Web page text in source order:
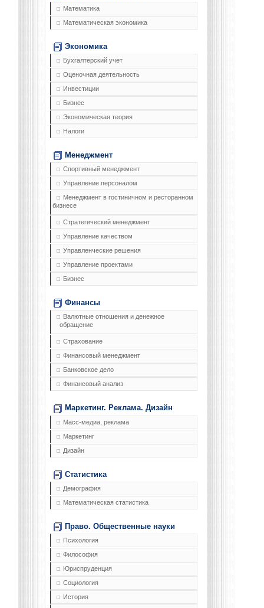
Математика
Математическая экономика
Экономика
Бухгалтерский учет
Оценочная деятельность
Инвестиции
Бизнес
Экономическая теория
Налоги
Менеджмент
Спортивный менеджмент
Управление персоналом
Менеджмент в гостиничном и ресторанном
бизнесе
Стратегический менеджмент
Управление качеством
Управленческие решения
Управление проектами
Бизнес
Финансы
Валютные отношения и денежное
обращение
Страхование
Финансовый менеджмент
Банковское дело
Финансовый анализ
Маркетинг. Реклама. Дизайн
Масс-медиа, реклама
Маркетинг
Дизайн
Статистика
Демография
Математическая статистика
Право. Общественные науки
Психология
Философия
Юриспруденция
Социология
История